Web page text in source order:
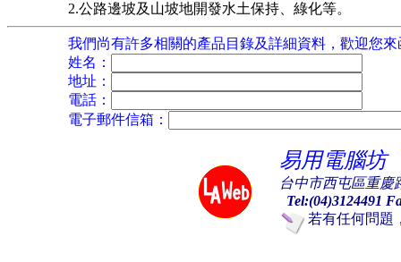
2.公路邊坡及山坡地開發水土保持、綠化等。
我們尚有許多相關的產品目錄及詳細資料，歡迎您來
姓名：
地址：
電話：
電子郵件信箱：
易用電腦坊
台中市西屯區重慶
Tel:(04)3124491
若有任何問題